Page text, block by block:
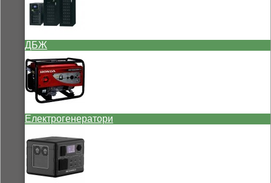
ДБЖ
Електрогенератори